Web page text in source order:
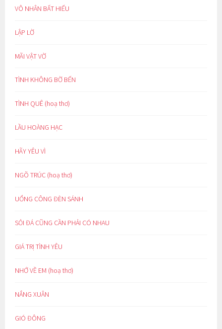
VÔ NHÂN BẤT HIẾU
LẬP LỜ
MÃI VẬT VỜ
TÌNH KHÔNG BỜ BẾN
TÌNH QUÊ (hoạ thơ)
LẦU HOÀNG HẠC
HÃY YÊU VÌ
NGÕ TRÚC (hoạ thơ)
UỔNG CÔNG ĐÈN SÁNH
SỎI ĐÁ CŨNG CẦN PHẢI CÓ NHAU
GIÁ TRỊ TÌNH YÊU
NHỚ VỀ EM (hoạ thơ)
NẮNG XUÂN
GIÓ ĐÔNG